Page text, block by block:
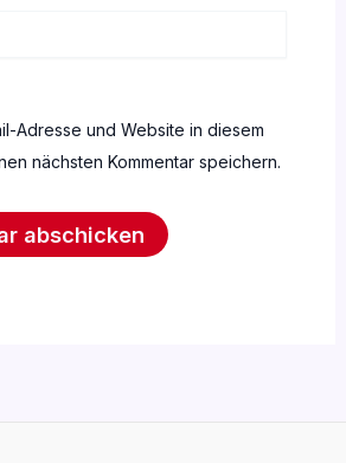
Adresse und Website in diesem
nächsten Kommentar speichern.